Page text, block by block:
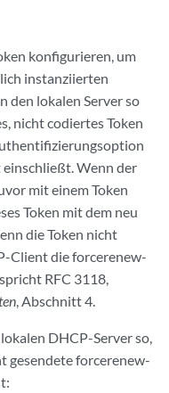
konfigurieren, um
instanziierten
den lokalen Server so
nicht codiertes Token
Wenn der
mit einem Token
Token mit dem neu
die Token nicht
Client die forcerenew-
RFC 3118,
, Abschnitt 4.
DHCP-Server so,
gesendete forcerenew-